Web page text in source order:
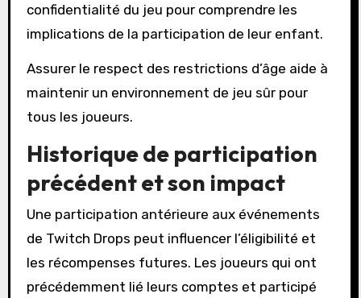
confidentialité du jeu pour comprendre les
implications de la participation de leur enfant.
Assurer le respect des restrictions d’âge aide à
maintenir un environnement de jeu sûr pour
tous les joueurs.
Historique de participation
précédent et son impact
Une participation antérieure aux événements
de Twitch Drops peut influencer l’éligibilité et
les récompenses futures. Les joueurs qui ont
précédemment lié leurs comptes et participé